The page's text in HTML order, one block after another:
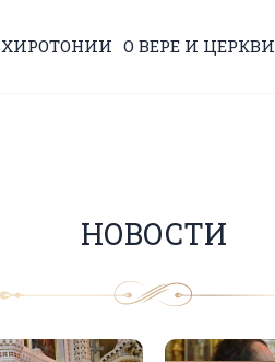
ХИРОТОНИИ О ВЕРЕ И ЦЕРКВИ
НОВОСТИ